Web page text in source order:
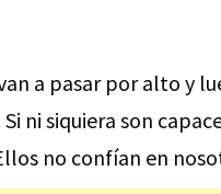
a pasar por alto y
ni siquiera son
no confían en